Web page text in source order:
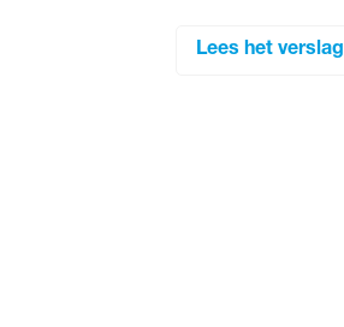
Lees het verslag